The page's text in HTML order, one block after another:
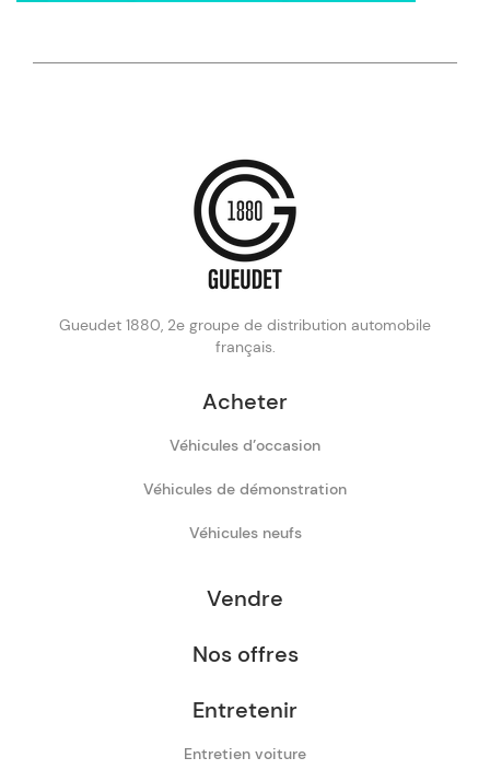
Gueudet 1880, 2e groupe de distribution automobile
français.
Acheter
Véhicules d’occasion
Véhicules de démonstration
Véhicules neufs
Vendre
Nos offres
Entretenir
Entretien voiture